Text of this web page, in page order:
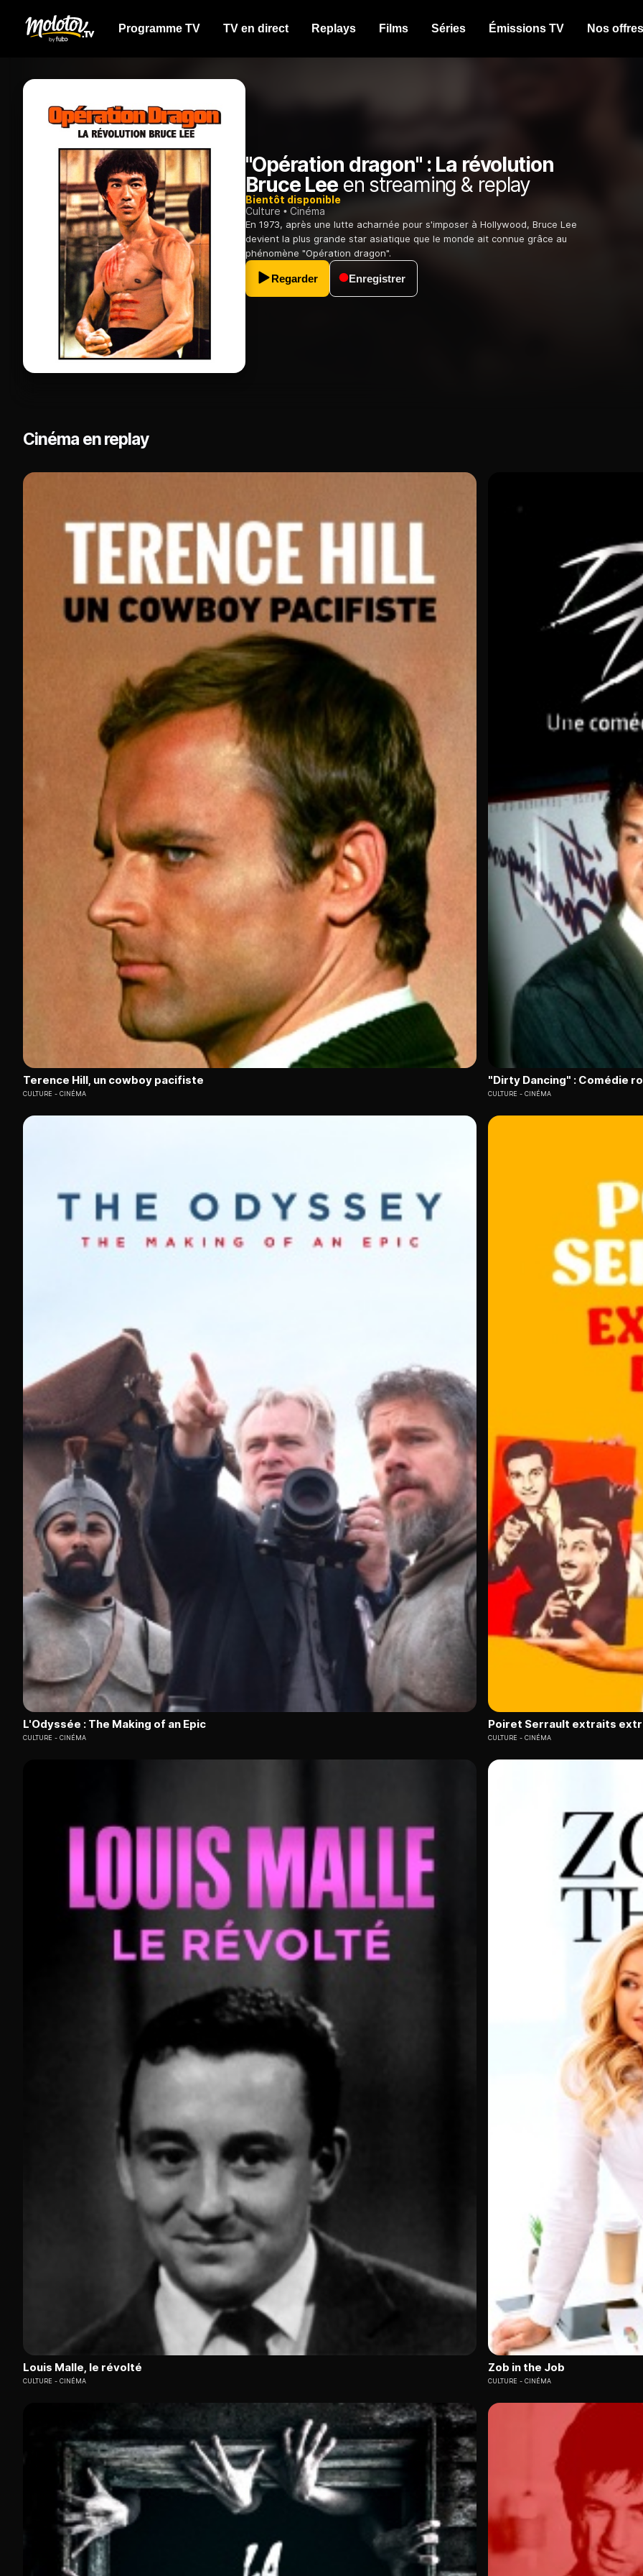
Programme TV TV en direct Replays Films Séries Émissions TV Nos offres
"Opération dragon" : La révolution
Bruce Leeen streaming & replay
Bientôt disponible
Culture
Cinéma
En 1973, après une lutte acharnée pour s'imposer à Hollywood, Bruce Lee
devient la plus grande star asiatique que le monde ait connue grâce au
phénomène "Opération dragon".
Regarder Enregistrer
Cinéma en replay
Terence Hill, un cowboy pacifiste
CULTURE CINÉMA
"Dirty Dancing" : Comédie
CULTURE CINÉMA
L'Odyssée : The Making of an Epic
CULTURE CINÉMA
Poiret Serrault extraits
CULTURE CINÉMA
Louis Malle, le révolté
CULTURE CINÉMA
Zob in the Job
CULTURE CINÉMA